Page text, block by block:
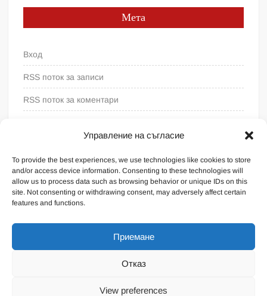
Управление на съгласие
To provide the best experiences, we use technologies like cookies to store
and/or access device information. Consenting to these technologies will
allow us to process data such as browsing behavior or unique IDs on this
site. Not consenting or withdrawing consent, may adversely affect certain
features and functions.
Приемане
Отказ
View preferences
Мета
Вход
RSS поток за записи
RSS поток за коментари
Proudly powered by WordPress |Theme: FreeNews